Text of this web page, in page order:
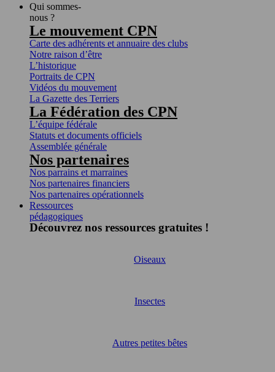
Qui sommes-
nous ?
Le mouvement CPN
Carte des adhérents et annuaire des clubs
Notre raison d’être
L’historique
Portraits de CPN
Vidéos du mouvement
La Gazette des Terriers
La Fédération des CPN
L’équipe fédérale
Statuts et documents officiels
Assemblée générale
Nos partenaires
Nos parrains et marraines
Nos partenaires financiers
Nos partenaires opérationnels
Ressources
pédagogiques
Découvrez nos ressources gratuites !
Oiseaux
Insectes
Autres petites bêtes